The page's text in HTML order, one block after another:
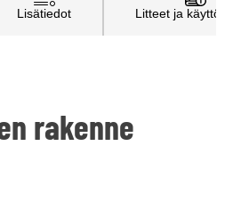
Lisätiedot Litteet ja
rakenne